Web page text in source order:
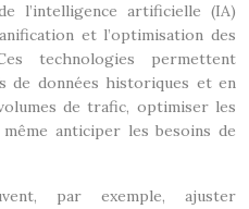
l’intelligence artificielle (IA)
et l’optimisation des
technologies permettent
de données historiques et en
de trafic, optimiser les
anticiper les besoins de
par exemple, ajuster